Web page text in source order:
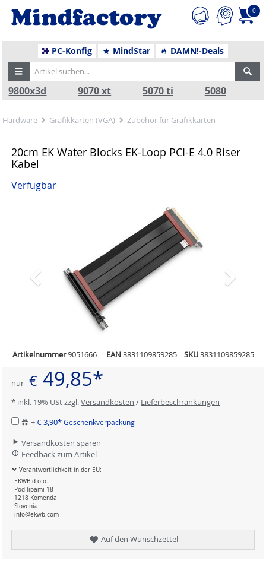
0
PC-Konfig MindStar DAMN!-Deals
9800x3d 9070 xt 5070 ti 5080
Hardware Grafikkarten (VGA) Zubehör für Grafikkarten
20cm EK Water Blocks EK-Loop PCI-E 4.0 Riser
Kabel
Verfügbar
Artikelnummer9051666 EAN 3831109859285 SKU3831109859285
nur € 49,85*
* inkl. 19% USt zzgl.Versandkosten / Lieferbeschränkungen
+€ 3,90*Geschenkverpackung
Versandkosten sparen
Feedback zum Artikel
Verantwortlichkeit in der EU:
EKWB d.o.o.
Pod lipami 18
1218 Komenda
Slovenia
info@ekwb.com
Auf den Wunschzettel